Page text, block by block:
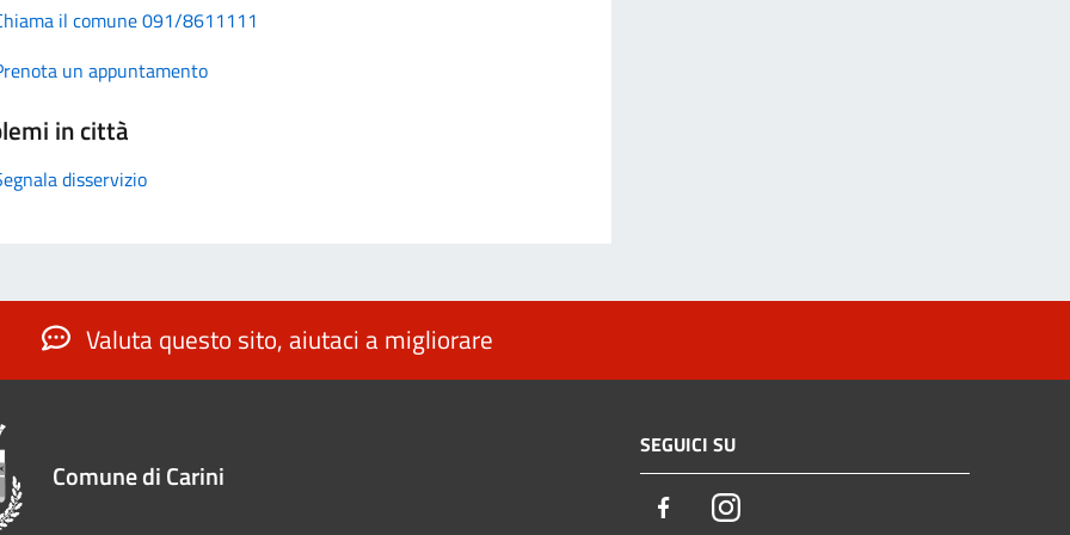
il comune 091/8611111
un appuntamento
in città
disservizio
Valuta questo sito, aiutaci a migliorare
Comune di Carini
SEGUICI SU
FacebookInstagram